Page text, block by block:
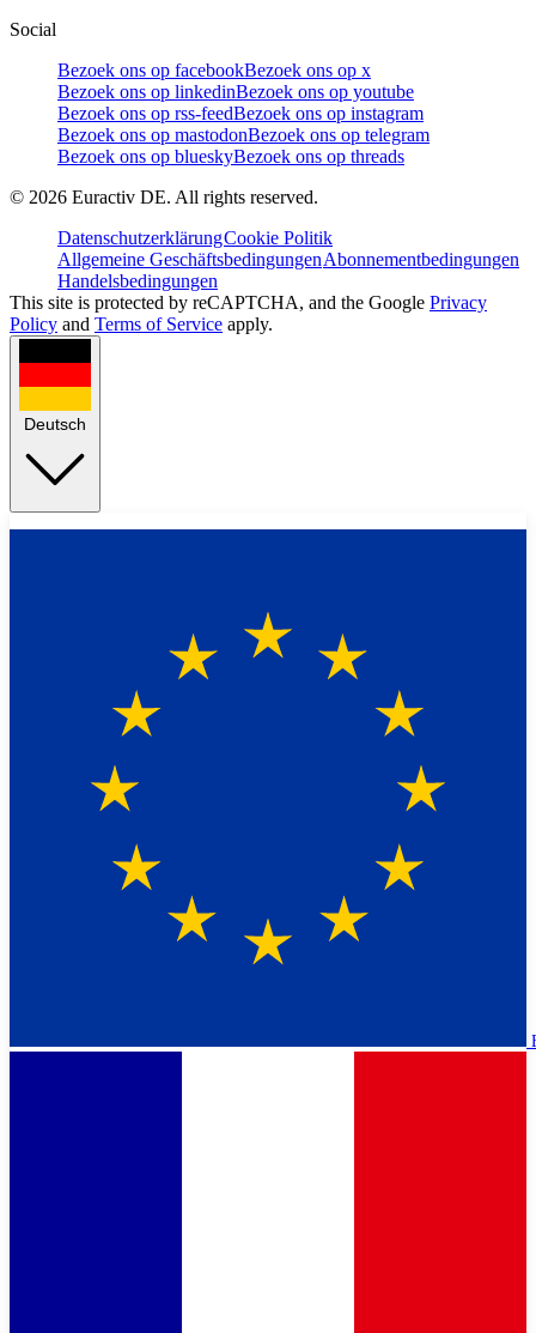
Social
Bezoek ons op facebookBezoek ons op x
Bezoek ons op linkedinBezoek ons op youtube
Bezoek ons op rss-feedBezoek ons op instagram
Bezoek ons op mastodonBezoek ons op telegram
Bezoek ons op blueskyBezoek ons op threads
© 2026 Euractiv DE. All rights reserved.
DatenschutzerklärungCookie Politik
Allgemeine GeschäftsbedingungenAbonnementbedingungen
Handelsbedingungen
This site is protected by reCAPTCHA, and the Google Privacy
Policy and Terms of Service apply.
Deutsch